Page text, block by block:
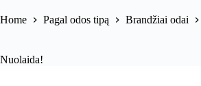
Home Pagal odos tipą Brandžiai odai
Nuolaida!